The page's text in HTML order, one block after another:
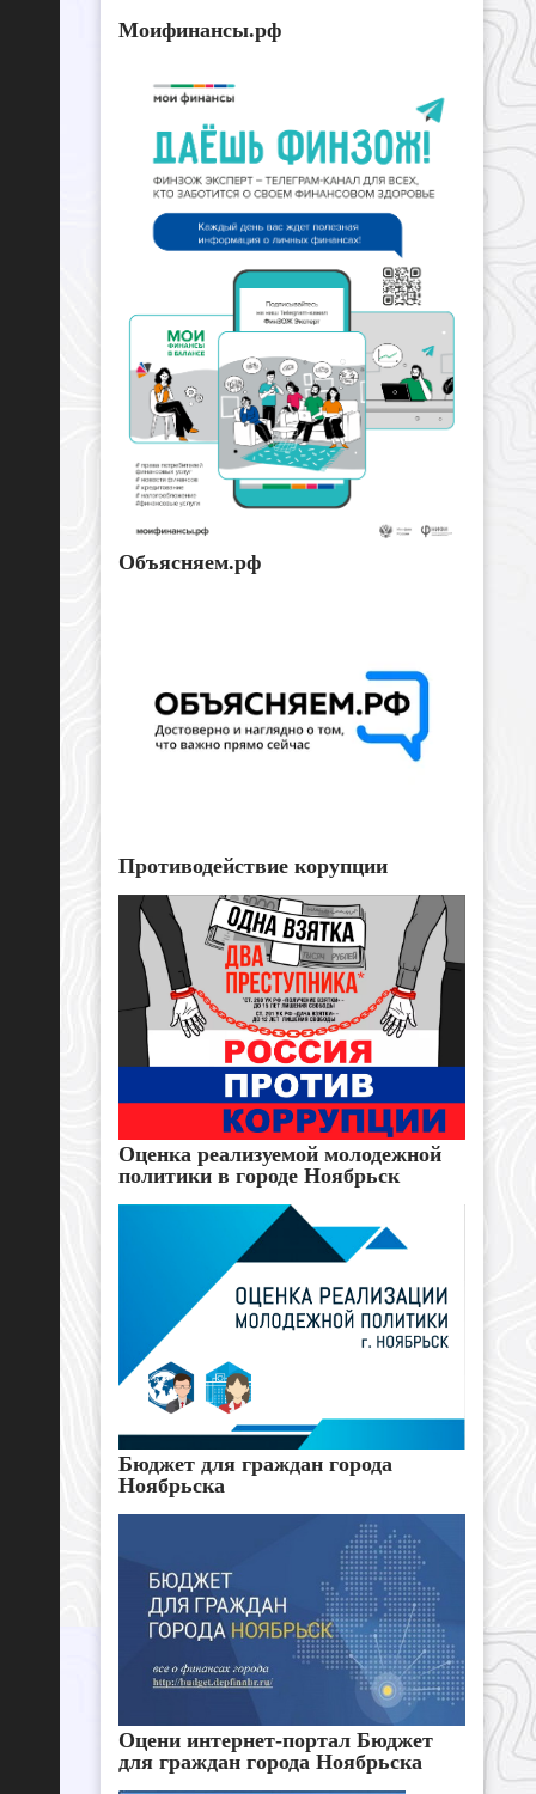
Моифинансы.рф
Объясняем.рф
Противодействие корупции
Оценка реализуемой молодежной
политики в городе Ноябрьск
Бюджет для граждан города
Ноябрьска
Оцени интернет-портал Бюджет
для граждан города Ноябрьска